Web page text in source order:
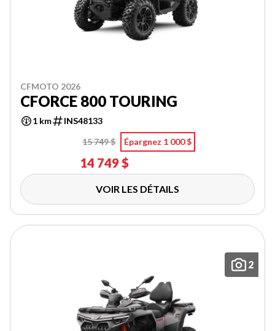
CFMOTO 2026
CFORCE 800 TOURING
1 km
INS48133
15 749 $
Épargnez 1 000 $
14 749 $
VOIR LES DÉTAILS
2